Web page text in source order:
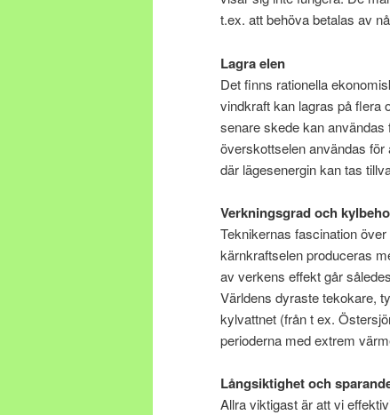
t.ex. att behöva betalas av
Lagra elen
Det finns rationella
vindkraft kan lagras på flera
senare skede kan användas
överskottselen användas
där lägesenergin kan tas
Verkningsgrad och
Teknikernas fascination
kärnkraftselen produceras
av verkens effekt går
Världens dyraste tekokare,
kylvattnet (från t ex.
perioderna med extrem
Långsiktighet och
Allra viktigast är att vi